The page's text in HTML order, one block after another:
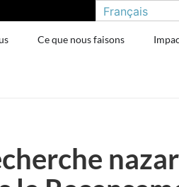
Français
Ce que nous faisons